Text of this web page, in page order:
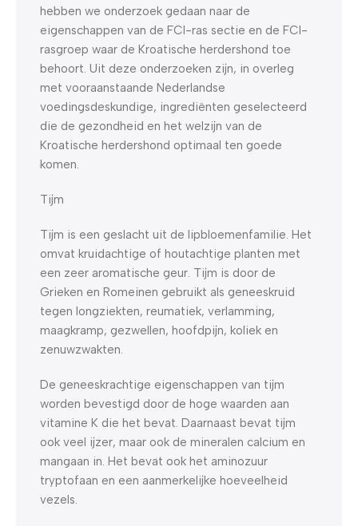
hebben we onderzoek gedaan naar de
eigenschappen van de FCI-ras sectie en de FCI-
rasgroep waar de Kroatische herdershond toe
behoort. Uit deze onderzoeken zijn, in overleg
met vooraanstaande Nederlandse
voedingsdeskundige, ingrediënten geselecteerd
die de gezondheid en het welzijn van de
Kroatische herdershond optimaal ten goede
komen.
Tijm
Tijm is een geslacht uit de lipbloemenfamilie. Het
omvat kruidachtige of houtachtige planten met
een zeer aromatische geur. Tijm is door de
Grieken en Romeinen gebruikt als geneeskruid
tegen longziekten, reumatiek, verlamming,
maagkramp, gezwellen, hoofdpijn, koliek en
zenuwzwakten.
De geneeskrachtige eigenschappen van tijm
worden bevestigd door de hoge waarden aan
vitamine K die het bevat. Daarnaast bevat tijm
ook veel ijzer, maar ook de mineralen calcium en
mangaan in. Het bevat ook het aminozuur
tryptofaan en een aanmerkelijke hoeveelheid
vezels.